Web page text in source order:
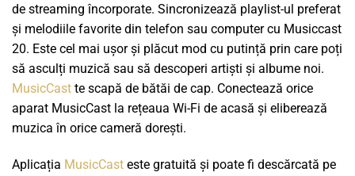
de streaming încorporate. Sincronizează playlist-ul preferat
și melodiile favorite din telefon sau computer cu Musiccast
20. Este cel mai ușor și plăcut mod cu putință prin care poți
să asculți muzică sau să descoperi artiști și albume noi.
MusicCast te scapă de bătăi de cap. Conectează orice
aparat MusicCast la rețeaua Wi-Fi de acasă și eliberează
muzica în orice cameră dorești.
Aplicația MusicCast este gratuită și poate fi descărcată pe